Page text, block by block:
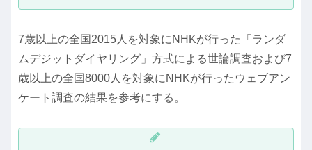
7歳以上の全国2015人を対象にNHKが行った「ランダ
ムデジットダイヤリング」方式による世論調査および7
歳以上の全国8000人を対象にNHKが行ったウェブアン
ケート調査の結果を参考にする。